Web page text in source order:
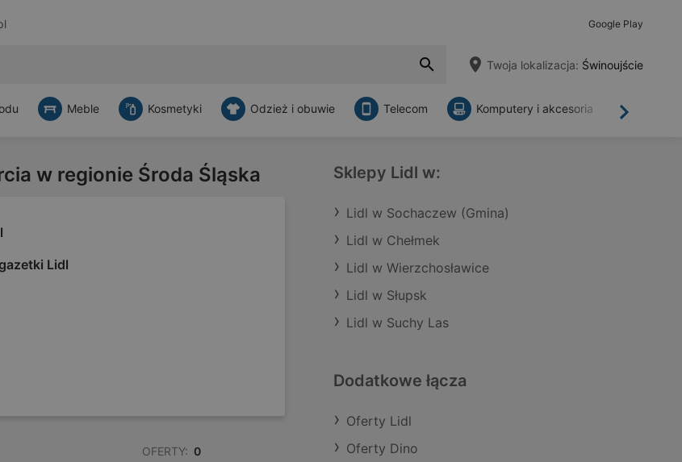
Google Play
Twoja lokalizacja: Świnoujście
Dalej
Meble Kosmetyki Odzież i obuwie Telecom Komputery i akcesoria
w regionie Środa Śląska
Lidl
OFERTY: 0
Sklepy Lidl w:
Lidl w Sochaczew (Gmina)
Lidl w Chełmek
Lidl w Wierzchosławice
Lidl w Słupsk
Lidl w Suchy Las
Dodatkowe łącza
Oferty Lidl
Oferty Dino